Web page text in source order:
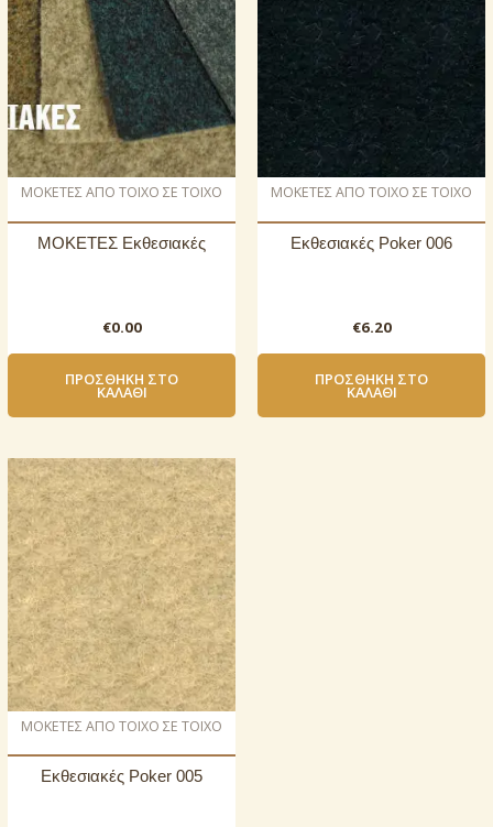
ΜΟΚΕΤΕΣ ΑΠΟ ΤΟΙΧΟ ΣΕ ΤΟΙΧΟ
ΜΟΚΕΤΕΣ Εκθεσιακές
€0.00
ΠΡΟΣΘΉΚΗ ΣΤΟ
ΚΑΛΆΘΙ
ΜΟΚΕΤΕΣ ΑΠΟ ΤΟΙΧΟ ΣΕ ΤΟΙΧΟ
Εκθεσιακές Poker 006
€6.20
ΠΡΟΣΘΉΚΗ ΣΤΟ
ΚΑΛΆΘΙ
ΜΟΚΕΤΕΣ ΑΠΟ ΤΟΙΧΟ ΣΕ ΤΟΙΧΟ
Εκθεσιακές Poker 005